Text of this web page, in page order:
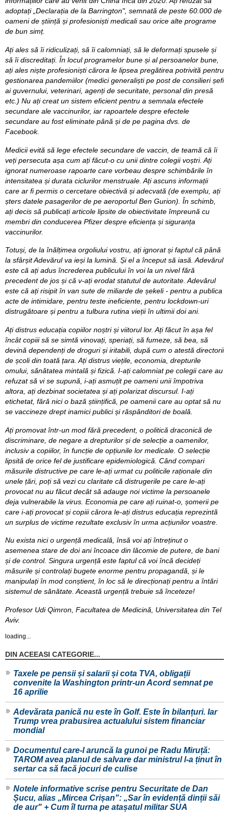
adoptați „Declarația de la Barrington", semnată de peste 60.000 de
oameni de știință și profesioniști medicali sau orice alte programe
de bun simț.
Ați ales să îi ridiculizați, să îi calomniați, să le deformați spusele și
să îi discreditați. În locul programelor bune și al persoanelor bune,
ați ales niște profesioniști cărora le lipsea pregătirea potrivită pentru
gestionarea pandemiilor (medici generaliști pe post de consilieri șefi
ai guvernului, veterinari, agenți de securitate, personal din presă
etc.) Nu ați creat un sistem eficient pentru a semnala efectele
secundare ale vaccinurilor, iar rapoartele despre efectele
secundare au fost eliminate până și de pe pagina dvs. de
Facebook.
Medicii evită să lege efectele secundare de vaccin, de teamă că îi
veți persecuta așa cum ați făcut-o cu unii dintre colegii voștri. Ați
ignorat numeroase rapoarte care vorbeau despre schimbările în
intensitatea și durata ciclurilor menstruale. Ați ascuns informații
care ar fi permis o cercetare obiectivă și adecvată (de exemplu, ați
șters datele pasagerilor de pe aeroportul Ben Gurion). În schimb,
ați decis să publicați articole lipsite de obiectivitate împreună cu
membri din conducerea Pfizer despre eficiența și siguranța
vaccinurilor.
Totuși, de la înălțimea orgoliului vostru, ați ignorat și faptul că până
la sfârșit Adevărul va ieși la lumină. Și el a început să iasă. Adevărul
este că ați adus încrederea publicului în voi la un nivel fără
precedent de jos și că v-ați erodat statutul de autoritate. Adevărul
este că ați risipit în van sute de miliarde de șekeli - pentru a publica
acte de intimidare, pentru teste ineficiente, pentru lockdown-uri
distrugătoare și pentru a tulbura rutina vieții în ultimii doi ani.
Ați distrus educația copiilor noștri și viitorul lor. Ați făcut în așa fel
încât copiii să se simtă vinovați, speriați, să fumeze, să bea, să
devină dependenți de droguri și iritabili, după cum o atestă directorii
de școli din toată țara. Ați distrus viețile, economia, drepturile
omului, sănătatea mintală și fizică. I-ați calomniat pe colegii care au
refuzat să vi se supună, i-ați asmuțit pe oameni unii împotriva
altora, ați dezbinat societatea și ați polarizat discursul. I-ați
etichetat, fără nici o bază științifică, pe oamenii care au optat să nu
se vaccineze drept inamici publici și răspânditori de boală.
Ați promovat într-un mod fără precedent, o politică draconică de
discriminare, de negare a drepturilor și de selecție a oamenilor,
inclusiv a copiilor, în funcție de opțiunile lor medicale. O selecție
lipsită de orice fel de justificare epidemiologică. Când compari
măsurile distructive pe care le-ați urmat cu politicile raționale din
unele țări, poți să vezi cu claritate că distrugerile pe care le-ați
provocat nu au făcut decât să adauge noi victime la persoanele
deja vulnerabile la virus. Economia pe care ați ruinat-o, șomerii pe
care i-ați provocat și copiii cărora le-ați distrus educația reprezintă
un surplus de victime rezultate exclusiv în urma acțiunilor voastre.
Nu exista nici o urgență medicală, însă voi ați întreținut o
asemenea stare de doi ani încoace din lăcomie de putere, de bani
și de control. Singura urgență este faptul că voi încă decideți
măsurile și controlați bugete enorme pentru propagandă, și le
manipulați în mod conștient, în loc să le direcționați pentru a întări
sistemul de sănătate. Această urgență trebuie să înceteze!
Profesor Udi Qimron, Facultatea de Medicină, Universitatea din Tel
Aviv.
loading...
DIN ACEEASI CATEGORIE...
Taxele pe pensii și salarii și cota TVA, obligații
convenite la Washington printr-un Acord semnat pe
16 aprilie
Adevărata panică nu este în Golf. Este în bilanțuri. Iar
Trump vrea prabusirea actualului sistem financiar
mondial
Documentul care-l aruncă la gunoi pe Radu Miruță:
TAROM avea planul de salvare dar ministrul l-a ținut în
sertar ca să facă jocuri de culise
Notele informative scrise pentru Securitate de Dan
Șucu, alias „Mircea Crișan": „Sar în evidență dinții săi
de aur" + Cum îl turna pe atașatul militar SUA